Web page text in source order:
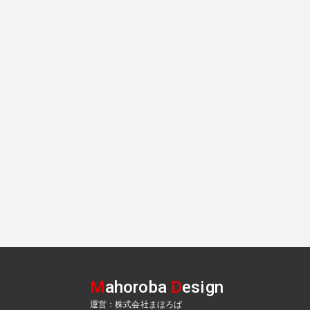
Mahoroba Design
運営：株式会社まほろば